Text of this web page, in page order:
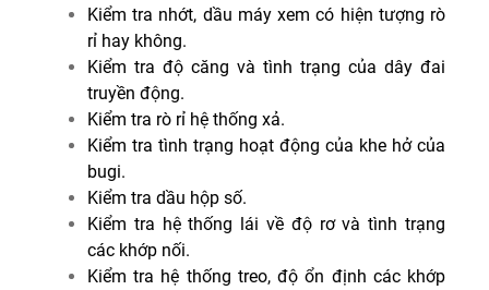
Kiểm tra nhớt, dầu máy xem có hiện tượng rò
rỉ hay không.
Kiểm tra độ căng và tình trạng của dây đai
truyền động.
Kiểm tra rò rỉ hệ thống xả.
Kiểm tra tình trạng hoạt động của khe hở của
bugi.
Kiểm tra dầu hộp số.
Kiểm tra hệ thống lái về độ rơ và tình trạng
các khớp nối.
Kiểm tra hệ thống treo, độ ổn định các khớp